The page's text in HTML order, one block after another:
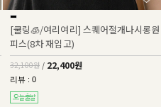
[쿨링🧊/여리여리] 스퀘어절개나시롱원
피스(8차 재입고)
32,100원 / 22,400원
리뷰 : 0